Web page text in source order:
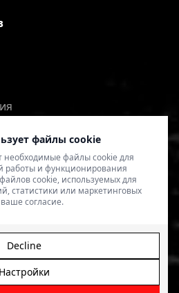
файлы cookie
необходимые файлы cookie для
работы и функционирования
cookie, используемых для
статистики или маркетинговых
согласие.
Настройки
Decline
aizsargātas.
.